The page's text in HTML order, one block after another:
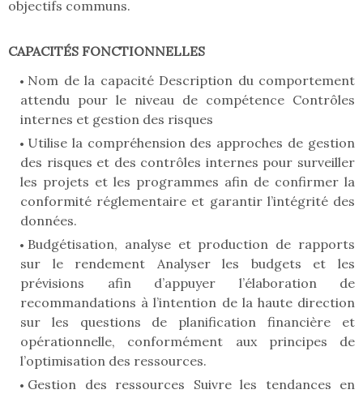
objectifs communs.
CAPACITÉS FONCTIONNELLES
Nom de la capacité Description du comportement
attendu pour le niveau de compétence Contrôles
internes et gestion des risques
Utilise la compréhension des approches de gestion
des risques et des contrôles internes pour surveiller
les projets et les programmes afin de confirmer la
conformité réglementaire et garantir l’intégrité des
données.
Budgétisation, analyse et production de rapports
sur le rendement Analyser les budgets et les
prévisions afin d’appuyer l’élaboration de
recommandations à l’intention de la haute direction
sur les questions de planification financière et
opérationnelle, conformément aux principes de
l’optimisation des ressources.
Gestion des ressources Suivre les tendances en